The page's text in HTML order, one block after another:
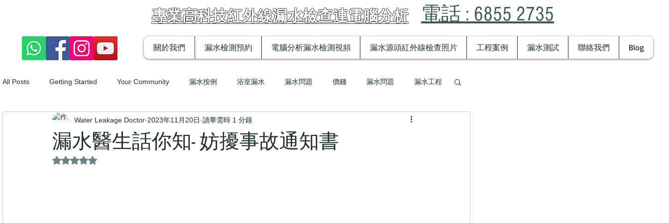
專業高科技紅外線漏水檢查連電腦分析 電話 : 6855 2735
關於我們 漏水檢測預約 電腦分析漏水檢測視頻 漏水源頭紅外線檢查照片 工程案例 漏水測試 聯絡我們 Blog
All Posts Getting Started Your Community 漏水按例 浴室漏水 漏水問題 價錢 漏水問題 漏水工程
漏水檢查 天台漏水￼ 漏水處理方法￼ 熱水喉漏水 漏水醫生話你知
漏水醫生話你知- 妨擾事故通知書
Water Leakage Doctor 2023年11月20日 讀畢需時 1 分鐘
評等為 NaN（最高為 5 顆星）。